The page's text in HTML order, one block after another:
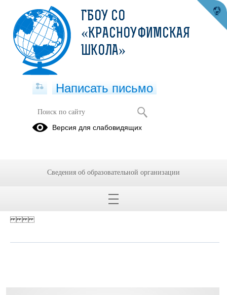
Изменение плана ПФХД 2020-23гг
19 января 2021
ГБОУ СО
«КРАСНОУФИМСКАЯ
ШКОЛА»
Написать письмо
Версия для слабовидящих
Сведения об образовательной организации